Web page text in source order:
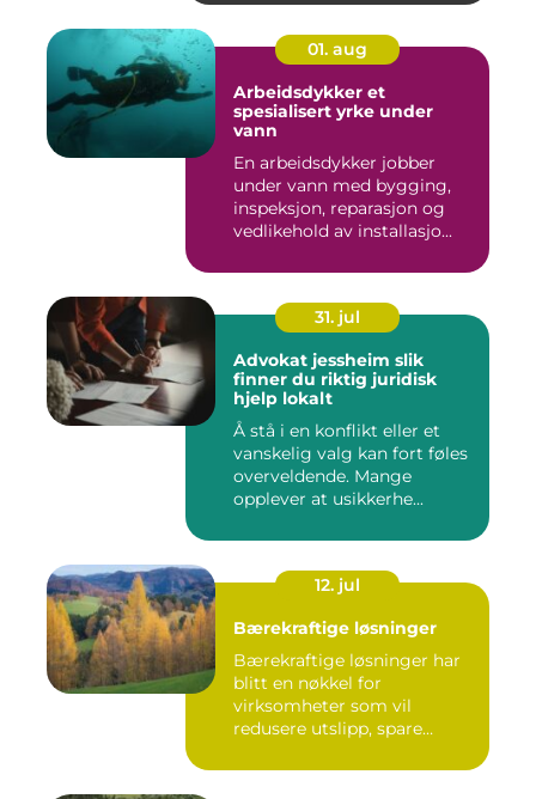
01. aug
Arbeidsdykker et
spesialisert yrke under
vann
En arbeidsdykker jobber
under vann med bygging,
inspeksjon, reparasjon og
vedlikehold av installasjo...
31. jul
Advokat jessheim slik
finner du riktig juridisk
hjelp lokalt
Å stå i en konflikt eller et
vanskelig valg kan fort føles
overveldende. Mange
opplever at usikkerhe...
12. jul
Bærekraftige løsninger
Bærekraftige løsninger har
blitt en nøkkel for
virksomheter som vil
redusere utslipp, spare